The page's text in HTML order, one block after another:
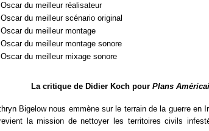
Oscar du meilleur réalisateur
Oscar du meilleur scénario original
Oscar du meilleur montage
Oscar du meilleur montage sonore
Oscar du meilleur mixage sonore
La critique de Didier Koch pour Plans
Bigelow nous emmène sur le terrain de la guerre en
la mission de nettoyer les territoires civils